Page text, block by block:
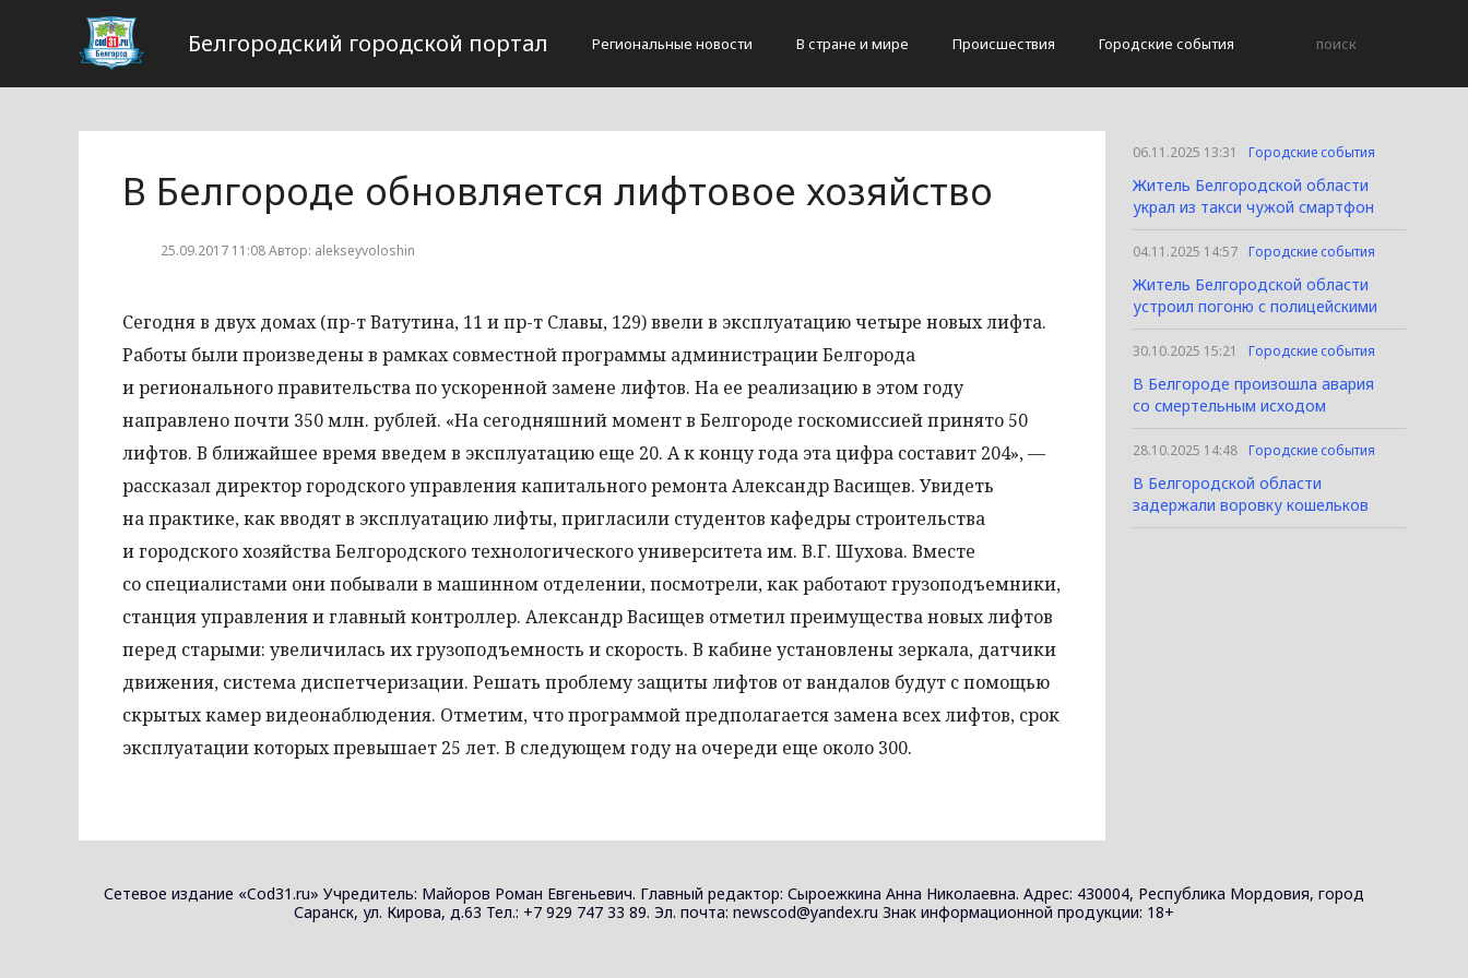
Белгородский городской портал Региональные новости В стране и мире Происшествия Городские события
В Белгороде обновляется лифтовое хозяйство
25.09.2017 11:08 Автор: alekseyvoloshin
Сегодня в двух домах (пр-т Ватутина, 11 и пр-т Славы, 129) ввели в эксплуатацию четыре новых лифта.
Работы были произведены в рамках совместной программы администрации Белгорода
и регионального правительства по ускоренной замене лифтов. На ее реализацию в этом году
направлено почти 350 млн. рублей. «На сегодняшний момент в Белгороде госкомиссией принято 50
лифтов. В ближайшее время введем в эксплуатацию еще 20. А к концу года эта цифра составит 204», —
рассказал директор городского управления капитального ремонта Александр Васищев. Увидеть
на практике, как вводят в эксплуатацию лифты, пригласили студентов кафедры строительства
и городского хозяйства Белгородского технологического университета им. В.Г. Шухова. Вместе
со специалистами они побывали в машинном отделении, посмотрели, как работают грузоподъемники,
станция управления и главный контроллер. Александр Васищев отметил преимущества новых лифтов
перед старыми: увеличилась их грузоподъемность и скорость. В кабине установлены зеркала, датчики
движения, система диспетчеризации. Решать проблему защиты лифтов от вандалов будут с помощью
скрытых камер видеонаблюдения. Отметим, что программой предполагается замена всех лифтов, срок
эксплуатации которых превышает 25 лет. В следующем году на очереди еще около 300.
06.11.2025 13:31 Городские события
Житель Белгородской области
украл из такси чужой смартфон
04.11.2025 14:57 Городские события
Житель Белгородской области
устроил погоню с полицейскими
30.10.2025 15:21 Городские события
В Белгороде произошла авария
со смертельным исходом
28.10.2025 14:48 Городские события
В Белгородской области
задержали воровку кошельков
Сетевое издание «Cod31.ru» Учредитель: Майоров Роман Евгеньевич. Главный редактор: Сыроежкина Анна Николаевна. Адрес: 430004, Республика Мордовия, город
Саранск, ул. Кирова, д.63 Тел.: +7 929 747 33 89. Эл. почта: newscod@yandex.ru Знак информационной продукции: 18+